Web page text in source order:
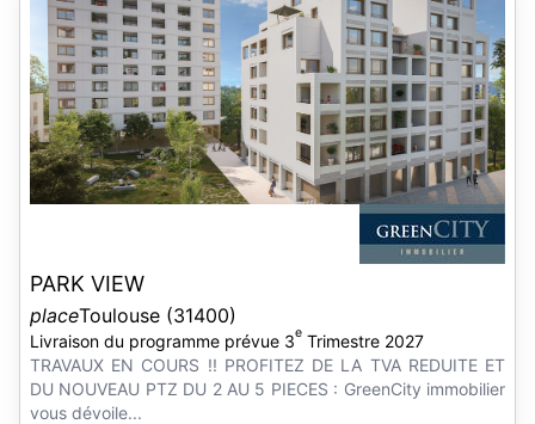
PARK VIEW
placeToulouse (31400)
Livraison du programme prévue 3e Trimestre 2027
TRAVAUX EN COURS !! PROFITEZ DE LA TVA REDUITE ET
DU NOUVEAU PTZ DU 2 AU 5 PIECES : GreenCity immobilier
vous dévoile...